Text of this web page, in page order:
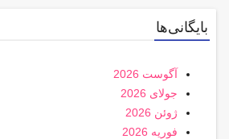
بایگانی‌ها
آگوست 2026
جولای 2026
ژوئن 2026
فوریه 2026